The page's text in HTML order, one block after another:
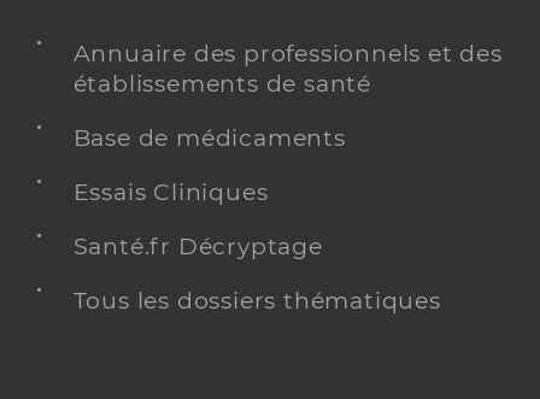
Annuaire des professionnels et des
établissements de santé
Base de médicaments
Essais Cliniques
Santé.fr Décryptage
Tous les dossiers thématiques